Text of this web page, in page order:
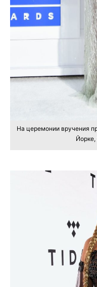
На церемонии вручения
Йорке,